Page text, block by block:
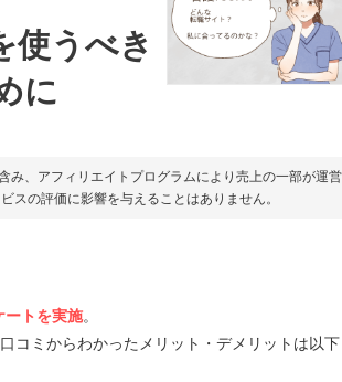
使うべき
に
、アフィリエイトプログラムにより売上の一部が運
スの評価に影響を与えることはありません。
ートを実施。
コミからわかったメリット・デメリットは以下